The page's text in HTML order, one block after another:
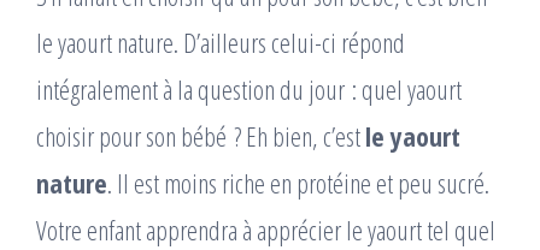
le yaourt nature. D’ailleurs celui-ci répond
intégralement à la question du jour : quel yaourt
choisir pour son bébé ? Eh bien, c’estle yaourt
nature. Il est moins riche en protéine et peu sucré.
Votre enfant apprendra à apprécier le yaourt tel quel